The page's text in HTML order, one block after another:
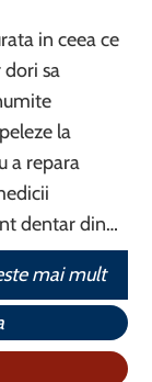
in ceea ce
sa
la
a repara
dentar din…
mai mult